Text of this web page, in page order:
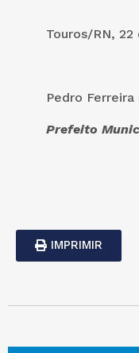
Touros/RN,
Pedro Ferreira
Prefeito
IMPRIMIR